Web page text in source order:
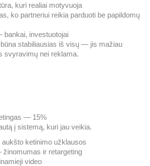
kuri realiai motyvuoja
ko partneriui reikia parduoti be papildomų
bankai, investuotojai
stabiliausias iš visų — jis mažiau
svyravimų nei reklama.
— 15%
į sistemą, kuri jau veikia.
ketinimo užklausos
ir retargeting
video